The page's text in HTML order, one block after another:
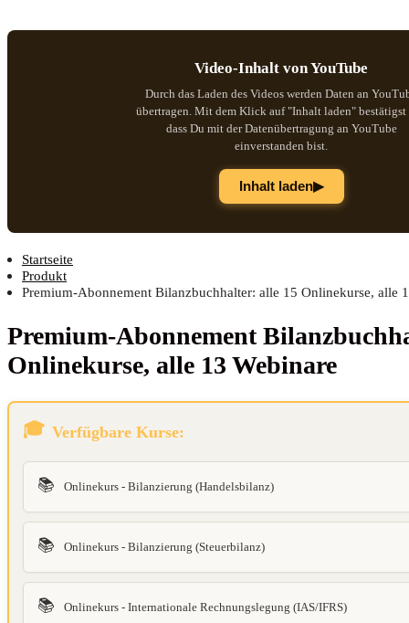
Video-Inhalt von YouTube
Durch das Laden des Videos werden Daten an
übertragen. Mit dem Klick auf "Inhalt laden" bestätigst
dass Du mit der Datenübertragung an YouTube
einverstanden bist.
Inhalt laden▶
Startseite
Produkt
Premium-Abonnement Bilanzbuchhalter: alle 15 Onlinekurse, alle
Pre­mi­um-Abon­ne­ment
Online­kur­se, alle 13 Webinare
Verfügbare Kurse:
📚 Onlinekurs - Bilanzierung (Handelsbilanz)
📚 Onlinekurs - Bilanzierung (Steuerbilanz)
📚 Onlinekurs - Internationale Rechnungslegung (IAS/IFRS)